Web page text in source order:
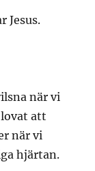
Jesus.
när vi
att
när vi
hjärtan.